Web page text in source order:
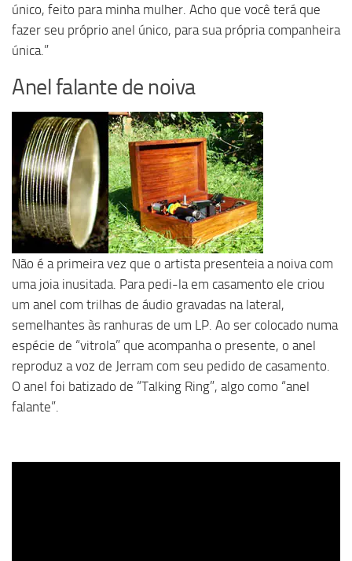
único, feito para minha mulher. Acho que você terá que
fazer seu próprio anel único, para sua própria companheira
única.”
Anel falante de noiva
Não é a primeira vez que o artista presenteia a noiva com
uma joia inusitada. Para pedi-la em casamento ele criou
um anel com trilhas de áudio gravadas na lateral,
semelhantes às ranhuras de um LP. Ao ser colocado numa
espécie de “vitrola” que acompanha o presente, o anel
reproduz a voz de Jerram com seu pedido de casamento.
O anel foi batizado de “Talking Ring”, algo como “anel
falante”.